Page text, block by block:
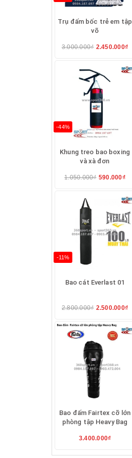
Trụ đấm bốc trẻ em tập
võ
3.000.000₫ 2.450.000₫
-44%
Khung treo bao boxing
và xà đơn
1.050.000₫ 590.000₫
-11%
Bao cát Everlast 01
2.800.000₫ 2.500.000₫
Bao đấm Fairtex cỡ lớn
phòng tập Heavy Bag
3.400.000₫